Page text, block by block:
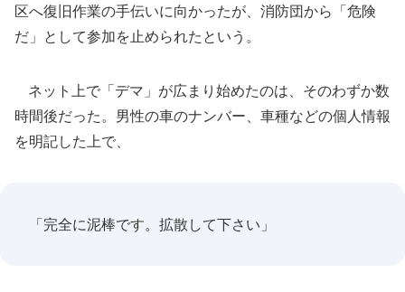
区へ復旧作業の手伝いに向かったが、消防団から「危険
だ」として参加を止められたという。
ネット上で「デマ」が広まり始めたのは、そのわずか数
時間後だった。男性の車のナンバー、車種などの個人情報
を明記した上で、
「完全に泥棒です。拡散して下さい」